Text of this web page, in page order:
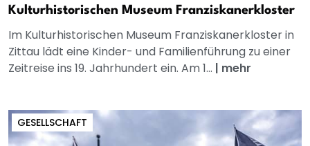
Kulturhistorischen Museum Franziskanerkloster
Im Kulturhistorischen Museum Franziskanerkloster in
Zittau lädt eine Kinder- und Familienführung zu einer
Zeitreise ins 19. Jahrhundert ein. Am 1... | mehr
GESELLSCHAFT